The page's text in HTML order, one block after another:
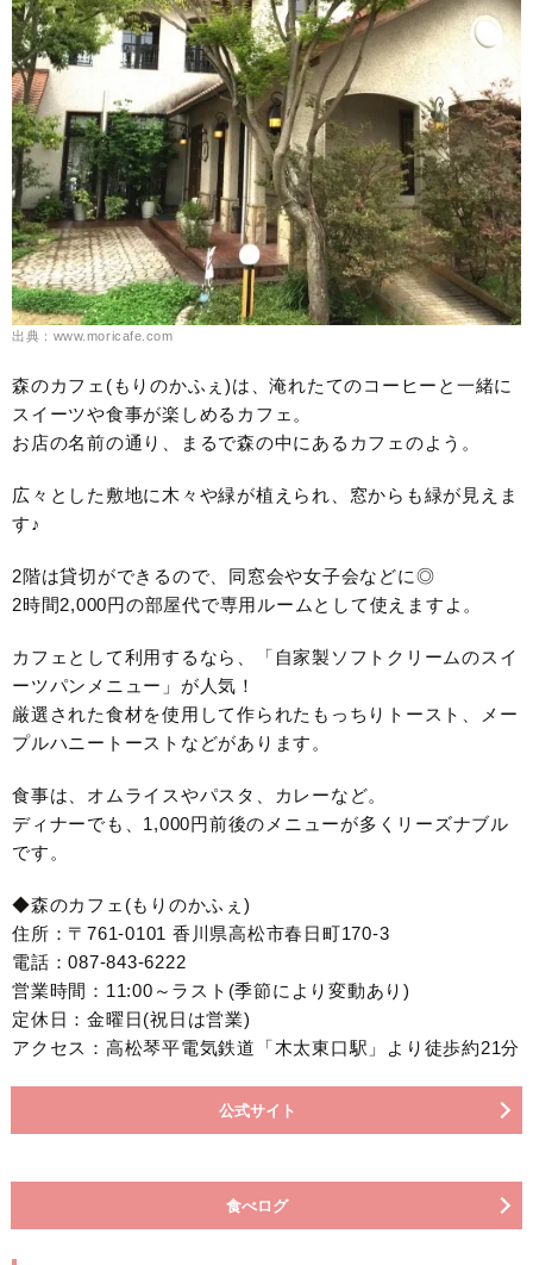
出典：www.moricafe.com
森のカフェ(もりのかふぇ)は、淹れたてのコーヒーと一緒に
スイーツや食事が楽しめるカフェ。
お店の名前の通り、まるで森の中にあるカフェのよう。
広々とした敷地に木々や緑が植えられ、窓からも緑が見えま
す♪
2階は貸切ができるので、同窓会や女子会などに◎
2時間2,000円の部屋代で専用ルームとして使えますよ。
カフェとして利用するなら、「自家製ソフトクリームのスイ
ーツパンメニュー」が人気！
厳選された食材を使用して作られたもっちりトースト、メー
プルハニートーストなどがあります。
食事は、オムライスやパスタ、カレーなど。
ディナーでも、1,000円前後のメニューが多くリーズナブル
です。
◆森のカフェ(もりのかふぇ)
住所：〒761-0101 香川県高松市春日町170-3
電話：087-843-6222
営業時間：11:00～ラスト(季節により変動あり)
定休日：金曜日(祝日は営業)
アクセス：高松琴平電気鉄道「木太東口駅」より徒歩約21分
公式サイト
食べログ